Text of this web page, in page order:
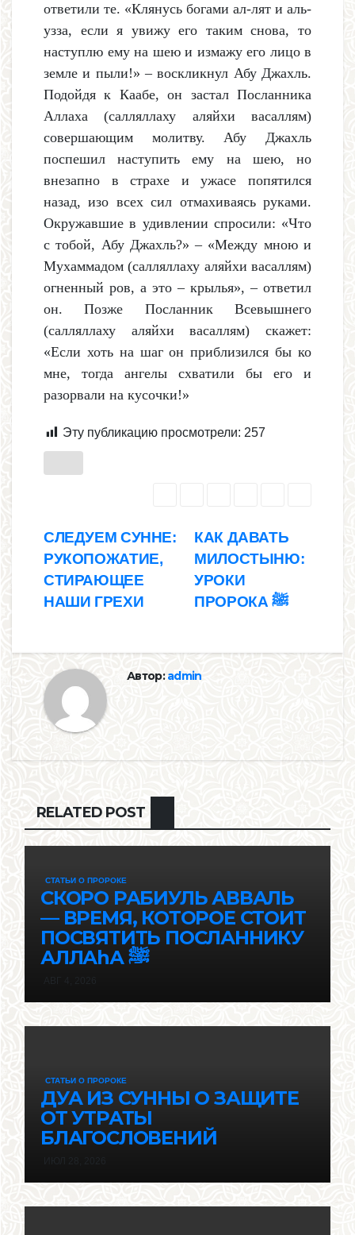
ответили те. «Клянусь богами ал-лят и аль-
узза, если я увижу его таким снова, то
наступлю ему на шею и измажу его лицо в
земле и пыли!» – воскликнул Абу Джахль.
Подойдя к Каабе, он застал Посланника
Аллаха (салляллаху аляйхи васаллям)
совершающим молитву. Абу Джахль
поспешил наступить ему на шею, но
внезапно в страхе и ужасе попятился
назад, изо всех сил отмахиваясь руками.
Окружавшие в удивлении спросили: «Что
с тобой, Абу Джахль?» – «Между мною и
Мухаммадом (салляллаху аляйхи васаллям)
огненный ров, а это – крылья», – ответил
он. Позже Посланник Всевышнего
(салляллаху аляйхи васаллям) скажет:
«Если хоть на шаг он приблизился бы ко
мне, тогда ангелы схватили бы его и
разорвали на кусочки!»
Эту публикацию просмотрели: 257
Навигация
по
записям
КАК ДАВАТЬ
МИЛОСТЫНЮ:
УРОКИ
ПРОРОКА ﷺ
СЛЕДУЕМ СУННЕ:
РУКОПОЖАТИЕ,
СТИРАЮЩЕЕ
НАШИ ГРЕХИ
Автор:admin
RELATED POST
СТАТЬИ О ПРОРОКЕ
СКОРО РАБИУЛЬ АВВАЛЬ
— ВРЕМЯ, КОТОРОЕ СТОИТ
ПОСВЯТИТЬ ПОСЛАННИКУ
АЛЛАhА ﷺ
СТАТЬИ О ПРОРОКЕ
ДУА ИЗ СУННЫ О ЗАЩИТЕ
ОТ УТРАТЫ
БЛАГОСЛОВЕНИЙ